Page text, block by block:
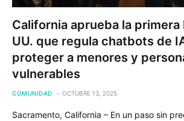
California aprueba la primera
UU. que regula chatbots de
proteger a menores y
vulnerables
COMUNIDAD OCTUBRE 13, 2025
Sacramento, California – En un paso sin